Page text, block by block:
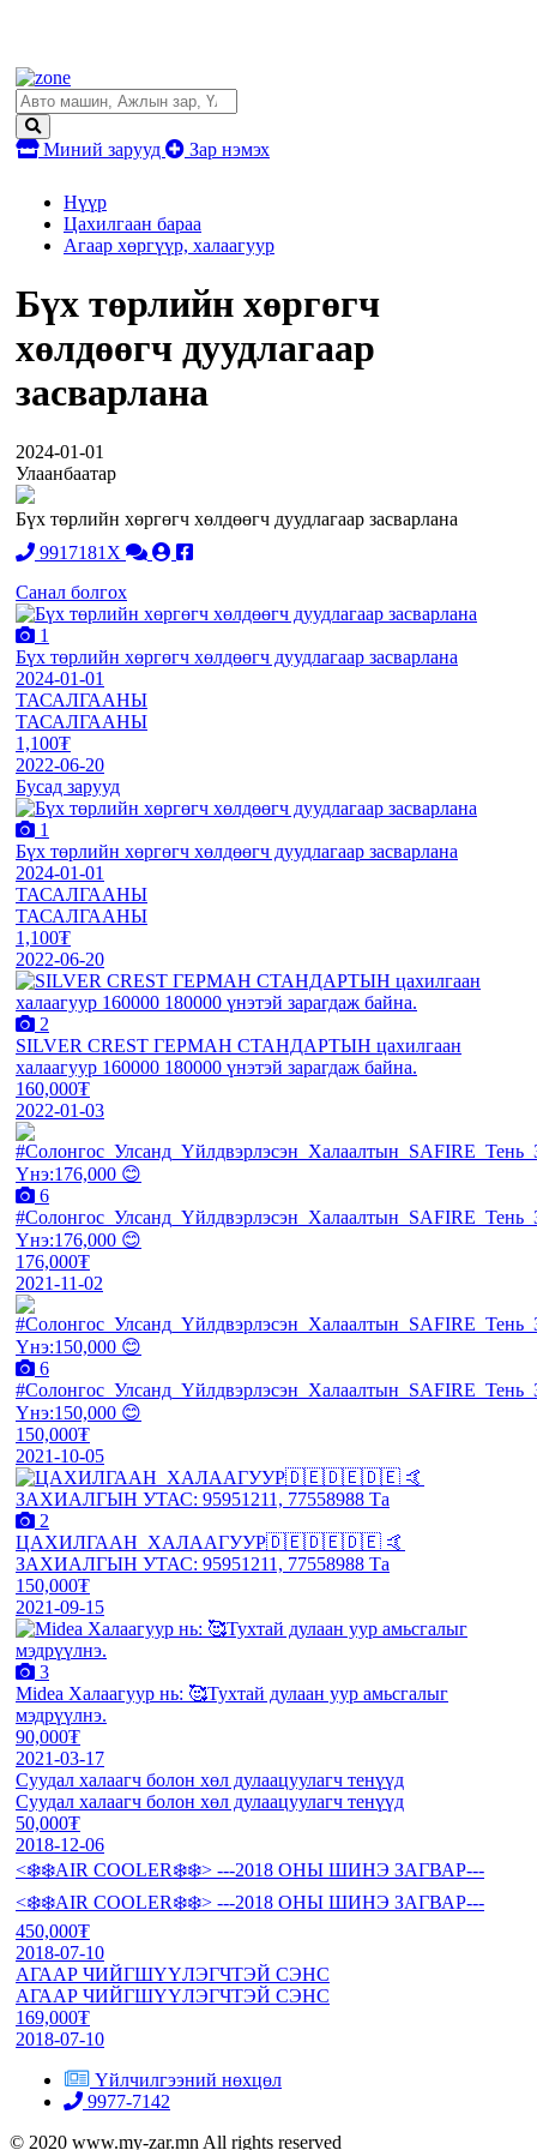
Миний зарууд Зар нэмэх
Нүүр
Цахилгаан бараа
Агаар хөргүүр, халаагуур
Бүх төрлийн хөргөгч
хөлдөөгч дуудлагаар
засварлана
2024-01-01
Улаанбаатар
Бүх төрлийн хөргөгч хөлдөөгч дуудлагаар засварлана
9917181X
Санал болгох
1
Бүх төрлийн хөргөгч хөлдөөгч дуудлагаар засварлана
2024-01-01
ТАСАЛГААНЫ
ТАСАЛГААНЫ
1,100₮
2022-06-20
Бусад зарууд
1
Бүх төрлийн хөргөгч хөлдөөгч дуудлагаар засварлана
2024-01-01
ТАСАЛГААНЫ
ТАСАЛГААНЫ
1,100₮
2022-06-20
2
SILVER CREST ГЕРМАН СТАНДАРТЫН цахилгаан
халаагуур 160000 180000 үнэтэй зарагдаж байна.
160,000₮
2022-01-03
6
Үнэ:176,000 😊
176,000₮
2021-11-02
6
Үнэ:150,000 😊
150,000₮
2021-10-05
2
ЦАХИЛГААН_ХАЛААГУУР🇩🇪🇩🇪🇩🇪 🤙
ЗАХИАЛГЫН УТАС: 95951211, 77558988 Та
150,000₮
2021-09-15
3
Midea Халаагуур нь: 🥰Тухтай дулаан уур амьсгалыг
мэдрүүлнэ.
90,000₮
2021-03-17
Суудал халаагч болон хөл дулаацуулагч тенүүд
Суудал халаагч болон хөл дулаацуулагч тенүүд
50,000₮
2018-12-06
<❄️❄️AIR COOLER❄️❄️> ---2018 ОНЫ ШИНЭ ЗАГВАР---
<❄️❄️AIR COOLER❄️❄️> ---2018 ОНЫ ШИНЭ ЗАГВАР---
450,000₮
2018-07-10
АГААР ЧИЙГШҮҮЛЭГЧТЭЙ СЭНС
АГААР ЧИЙГШҮҮЛЭГЧТЭЙ СЭНС
169,000₮
2018-07-10
Үйлчилгээний нөхцөл
9977-7142
© 2020 www.my-zar.mn All rights reserved